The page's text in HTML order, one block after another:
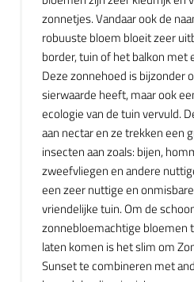
zonnetjes. Vandaar ook de
robuuste bloem bloeit zeer
border, tuin of het balkon met
Deze zonnehoed is bijzonder
sierwaarde heeft, maar ook
ecologie van de tuin vervuld.
aan nectar en ze trekken een
insecten aan zoals: bijen,
zweefvliegen en andere
een zeer nuttige en
vriendelijke tuin. Om de
zonnebloemachtige bloemen
laten komen is het slim om
Sunset te combineren met